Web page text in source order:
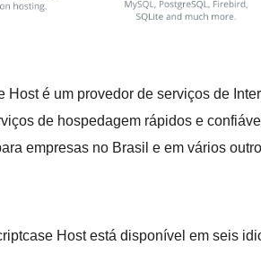
Host é um provedor de serviços de
de hospedagem rápidos e
empresas no Brasil e em vários
Host está disponível em seis